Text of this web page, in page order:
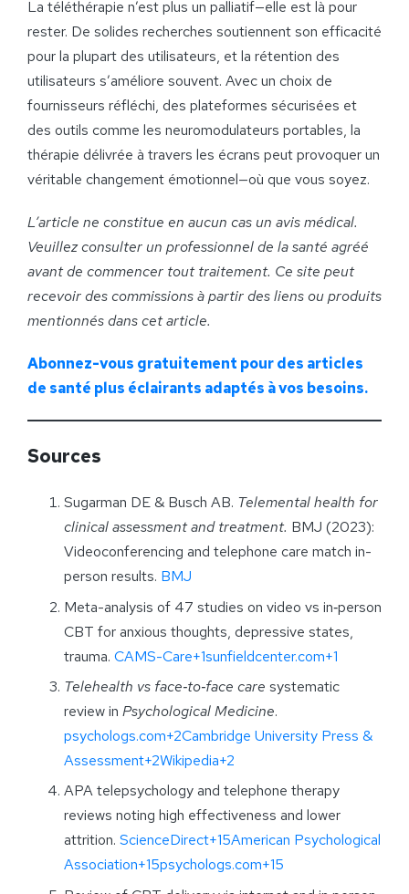
La téléthérapie n’est plus un palliatif—elle est là pour
rester. De solides recherches soutiennent son efficacité
pour la plupart des utilisateurs, et la rétention des
utilisateurs s’améliore souvent. Avec un choix de
fournisseurs réfléchi, des plateformes sécurisées et
des outils comme les neuromodulateurs portables, la
thérapie délivrée à travers les écrans peut provoquer un
véritable changement émotionnel—où que vous soyez.
L’article ne constitue en aucun cas un avis médical.
Veuillez consulter un professionnel de la santé agréé
avant de commencer tout traitement. Ce site peut
recevoir des commissions à partir des liens ou produits
mentionnés dans cet article.
Abonnez-vous gratuitement pour des articles
de santé plus éclairants adaptés à vos besoins.
Sources
Sugarman DE & Busch AB. Telemental health for
clinical assessment and treatment. BMJ (2023):
Videoconferencing and telephone care match in-
person results. BMJ
Meta-analysis of 47 studies on video vs in‑person
CBT for anxious thoughts, depressive states,
trauma. CAMS-Care+1sunfieldcenter.com+1
Telehealth vs face‑to‑face care systematic
review in Psychological Medicine.
psychologs.com+2Cambridge University Press &
Assessment+2Wikipedia+2
APA telepsychology and telephone therapy
reviews noting high effectiveness and lower
attrition. ScienceDirect+15American Psychological
Association+15psychologs.com+15